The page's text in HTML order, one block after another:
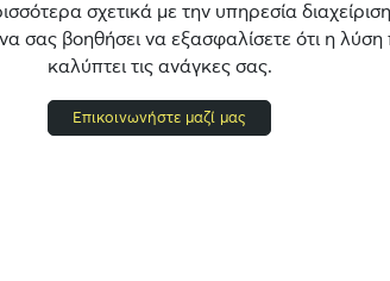
σχετικά με την υπηρεσία
σας βοηθήσει να εξασφαλίσετε ότι η λύση
καλύπτει τις ανάγκες σας.
Επικοινωνήστε μαζί μας